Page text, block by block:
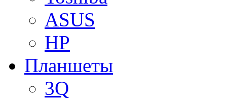
ASUS
HP
Планшеты
3Q